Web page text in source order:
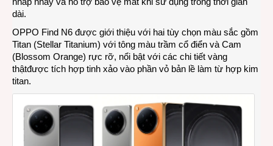
dài.
OPPO Find N6 được giới thiệu với hai tùy chọn màu sắc gồm
Titan (Stellar Titanium) với tông màu trầm cổ điển và Cam
(Blossom Orange) rực rỡ, nổi bật với các chi tiết vàng
thậtđược tích hợp tinh xảo vào phần vỏ bản lề làm từ hợp kim
titan.